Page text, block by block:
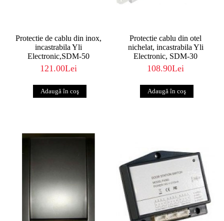
Protectie de cablu din inox,
incastrabila Yli
Electronic,SDM-50
121.00Lei
Protectie cablu din otel
nichelat, incastrabila Yli
Electronic, SDM-30
108.90Lei